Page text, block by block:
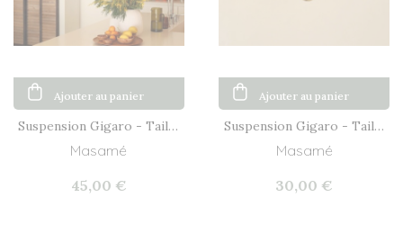
Suspension Gigaro - Taille
Masamé
45,00 €
Ajouter au panier
Suspension Gigaro - Taille
Masamé
30,00 €
Ajouter au panier